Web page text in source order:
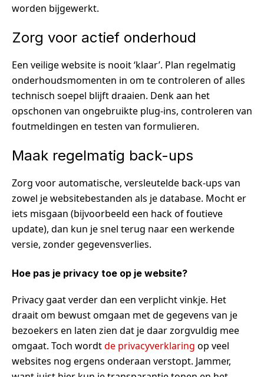
worden bijgewerkt.
Zorg voor actief onderhoud
Een veilige website is nooit ‘klaar’. Plan regelmatig
onderhoudsmomenten in om te controleren of alles
technisch soepel blijft draaien. Denk aan het
opschonen van ongebruikte plug-ins, controleren van
foutmeldingen en testen van formulieren.
Maak regelmatig back-ups
Zorg voor automatische, versleutelde back-ups van
zowel je websitebestanden als je database. Mocht er
iets misgaan (bijvoorbeeld een hack of foutieve
update), dan kun je snel terug naar een werkende
versie, zonder gegevensverlies.
Hoe pas je privacy toe op je website?
Privacy gaat verder dan een verplicht vinkje. Het
draait om bewust omgaan met de gegevens van je
bezoekers en laten zien dat je daar zorgvuldig mee
omgaat. Toch wordtde privacyverklaring op veel
websites nog ergens onderaan verstopt. Jammer,